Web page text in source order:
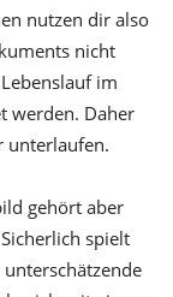
nutzen dir also
nicht
im
werden. Daher
unterlaufen.
gehört aber
spielt